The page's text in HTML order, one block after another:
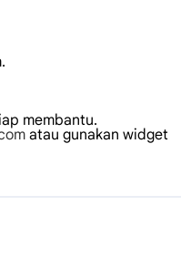
membantu.
atau gunakan widget